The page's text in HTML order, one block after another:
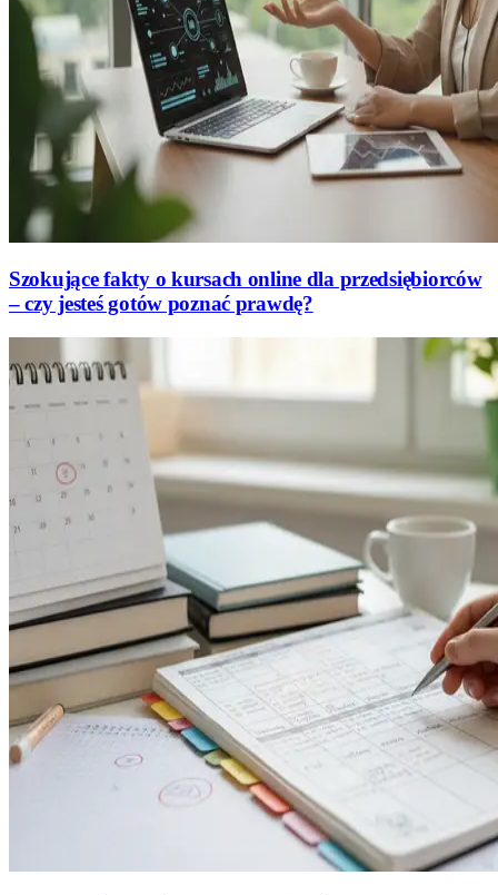
Szokujące fakty o kursach online dla przedsiębiorców
– czy jesteś gotów poznać prawdę?